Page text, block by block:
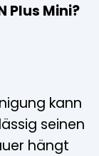
Plus Mini?
kann
seinen
hängt